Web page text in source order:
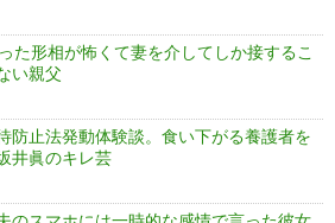
た形相が怖くて妻を介してしか接するこ
い親父
防止法発動体験談。食い下がる養護者を
井眞のキレ芸